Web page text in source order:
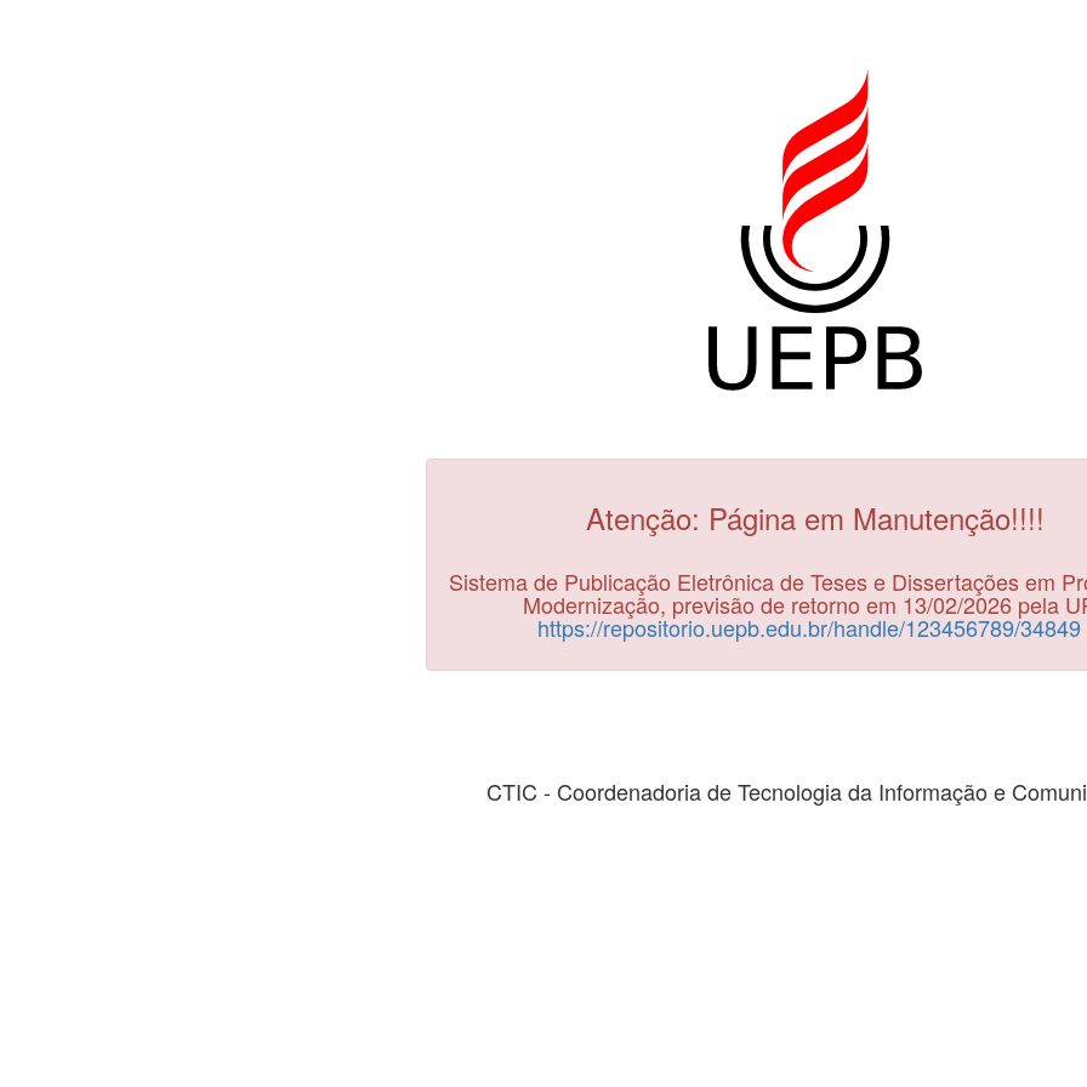
Atenção: Página em Manutenção!!!!
Sistema de Publicação Eletrônica de Teses e Dissertações em
Modernização, previsão de retorno em 13/02/2026 pela
https://repositorio.uepb.edu.br/handle/123456789/34849
CTIC - Coordenadoria de Tecnologia da Informação e